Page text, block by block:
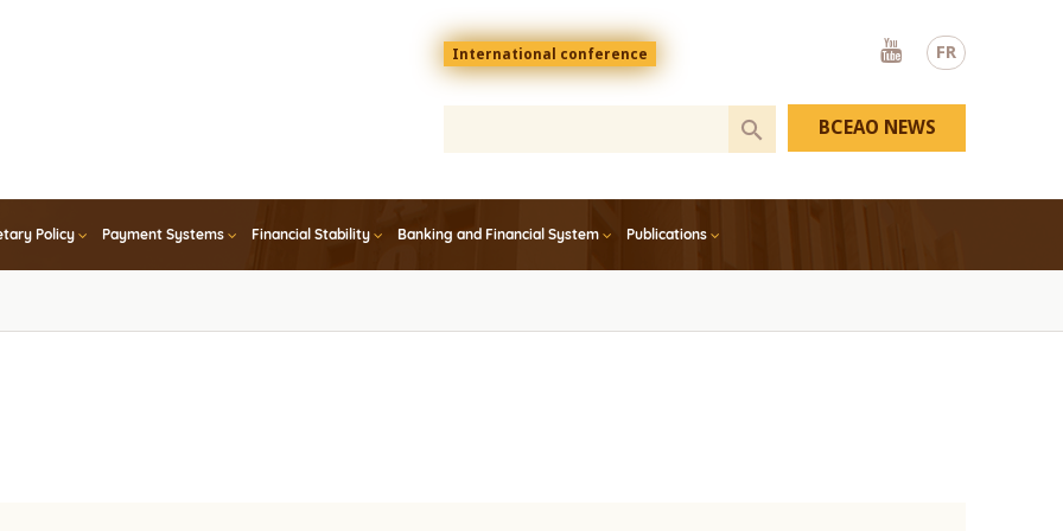
FR
Menu
top
En
International conference
Youtube
Policy Payment Systems Financial Stability Banking and Financial System Publications
BCEAO NEWS